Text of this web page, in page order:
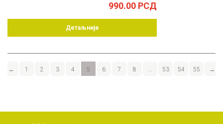
990.00 РСД
Детаљније
← 1 2 3 4 5 6 7 8 53 54 55 →